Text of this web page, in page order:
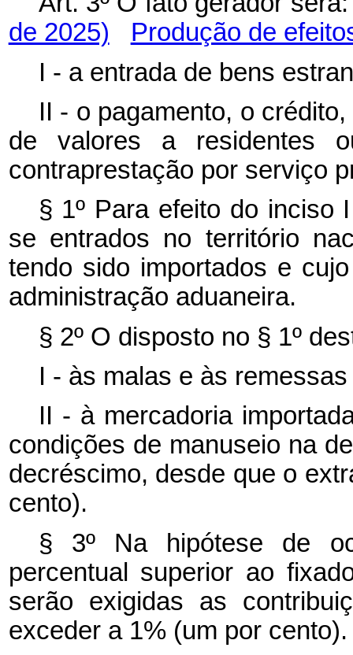
de 2025)
Produção de
I - a entrada de bens
II - o pagamento, o
de valores a residentes
contraprestação por serviço
§ 1º Para efeito do inciso
se entrados no território
tendo sido importados e
administração aduaneira.
§ 2º O disposto no § 1º
I - às malas e às
II - à mercadoria
condições de manuseio na
decréscimo, desde que o
cento).
§ 3º Na hipótese de
percentual superior ao
serão exigidas as
exceder a 1% (um por cento).